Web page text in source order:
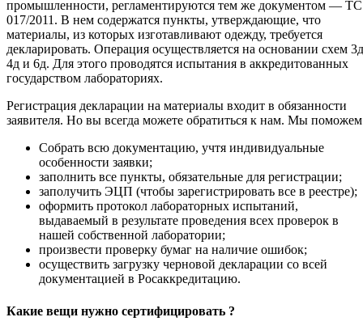
промышленности, регламентируются тем же документом — ТС
017/2011. В нем содержатся пункты, утверждающие, что
материалы, из которых изготавливают одежду, требуется
декларировать. Операция осуществляется на основании схем
4д и 6д. Для этого проводятся испытания в аккредитованных
государством лабораториях.
Регистрация декларации на материалы входит в обязанности
заявителя. Но вы всегда можете обратиться к нам. Мы
Собрать всю документацию, учтя индивидуальные
особенности заявки;
заполнить все пункты, обязательные для регистрации;
заполучить ЭЦП (чтобы зарегистрировать все в реестре);
оформить протокол лабораторных испытаний,
выдаваемый в результате проведения всех проверок в
нашей собственной лаборатории;
произвести проверку бумаг на наличие ошибок;
осуществить загрузку черновой декларации со всей
документацией в Росаккредитацию.
Какие вещи нужно сертифицировать ?